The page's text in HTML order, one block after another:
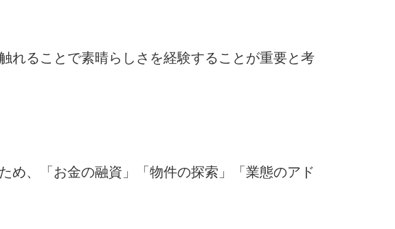
れることで素晴らしさを経験することが重要と考
め、「お金の融資」「物件の探索」「業態のアド